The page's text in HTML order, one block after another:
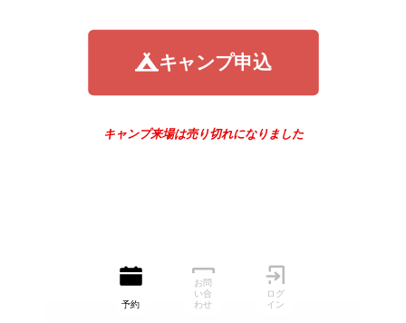
キャンプ申込
キャンプ来場は売り切れになりました